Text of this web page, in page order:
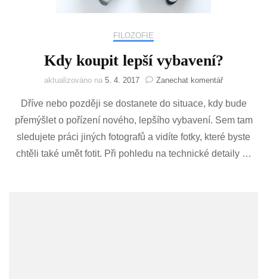
FILOZOFIE
Kdy koupit lepší vybavení?
aktualizováno na 5. 4. 2017 Zanechat komentářna
koupit
lepší
Dříve nebo později se dostanete do situace, kdy bude
přemýšlet o pořízení nového, lepšího vybavení. Sem tam
sledujete práci jiných fotografů a vidíte fotky, které byste
chtěli také umět fotit. Při pohledu na technické detaily …